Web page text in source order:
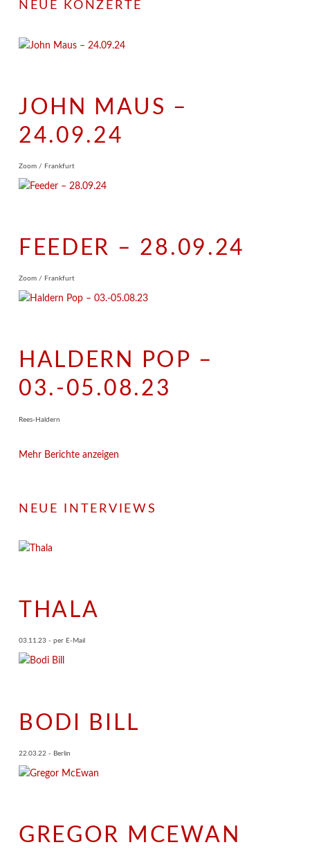
NEUE KONZERTE
JOHN MAUS –
24.09.24
Zoom / Frankfurt
FEEDER – 28.09.24
Zoom / Frankfurt
HALDERN POP –
03.-05.08.23
Rees-Haldern
Mehr Berichte anzeigen
NEUE INTERVIEWS
THALA
03.11.23 - per E-Mail
BODI BILL
22.03.22 - Berlin
GREGOR MCEWAN